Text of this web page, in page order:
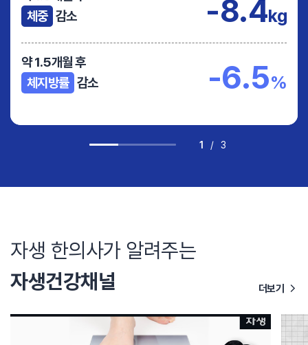
체중 감소 -8.4kg
약 1.5개월 후
체지방률 감소 -6.5%
1 / 3
자생 한의사가 알려주는
자생건강채널
더보기